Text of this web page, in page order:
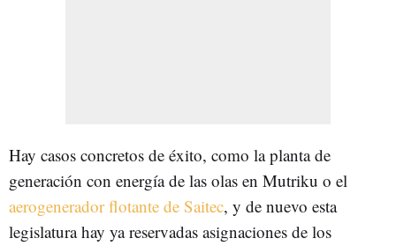
Hay casos concretos de éxito, como la planta de
generación con energía de las olas en Mutriku o el
aerogenerador flotante de Saitec, y de nuevo esta
legislatura hay ya reservadas asignaciones de los